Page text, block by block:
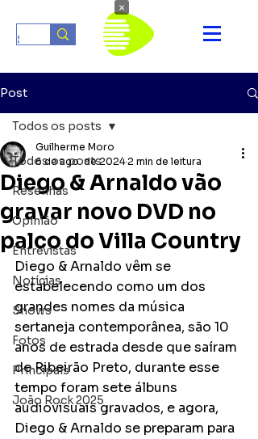
Post
Todos os posts
Resenhas
Opinião
Entrevistas
Notícias
Shows
Fotos
Principais
João Rock 2025
Todos os posts
Diego & Arnaldo vão
gravar novo DVD no
palco do Villa Country
Guilherme Moro
6 de ago. de 2024 2 min de leitura
Diego & Arnaldo vêm se
estabelecendo como um dos
grandes nomes da música
sertaneja contemporânea, são 10
anos de estrada desde que saíram
de Ribeirão Preto, durante esse
tempo foram sete álbuns
audiovisuais gravados, e agora,
Diego & Arnaldo se preparam para
×